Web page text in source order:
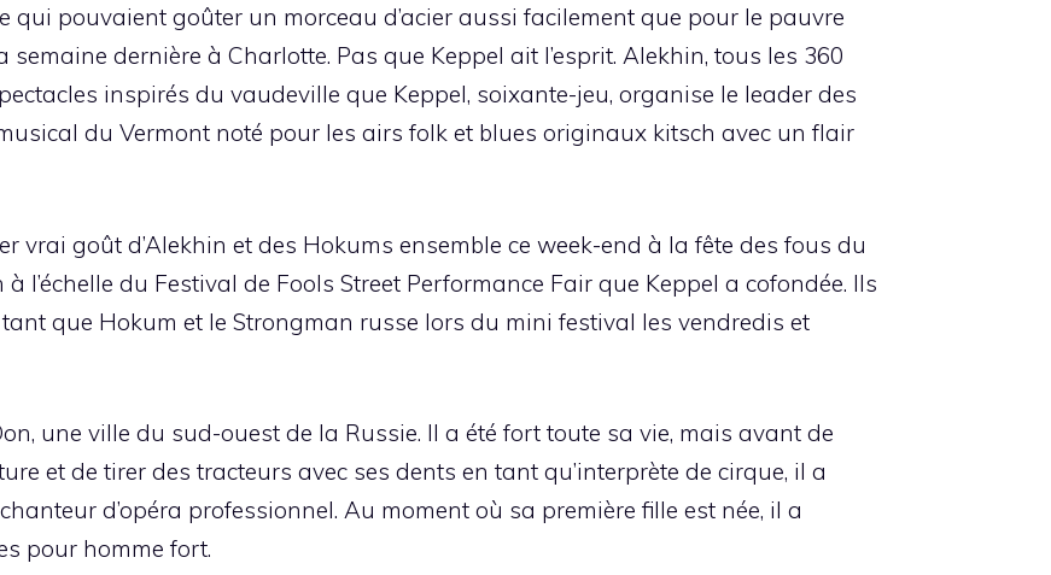
qui pouvaient goûter un morceau d’acier aussi facilement que pour le pauvre
dernière à Charlotte. Pas que Keppel ait l’esprit. Alekhin, tous les 360
inspirés du vaudeville que Keppel, soixante-jeu, organise le leader des
du Vermont noté pour les airs folk et blues originaux kitsch avec un flair
vrai goût d’Alekhin et des Hokums ensemble ce week-end à la fête des fous du
l’échelle du Festival de Fools Street Performance Fair que Keppel a cofondée. Ils
que Hokum et le Strongman russe lors du mini festival les vendredis et
une ville du sud-ouest de la Russie. Il a été fort toute sa vie, mais avant de
et de tirer des tracteurs avec ses dents en tant qu’interprète de cirque, il a
d’opéra professionnel. Au moment où sa première fille est née, il a
pour homme fort.